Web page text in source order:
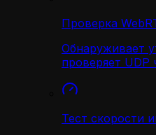
Проверка
Обнаруживает
проверяет UDP
Тест скорости